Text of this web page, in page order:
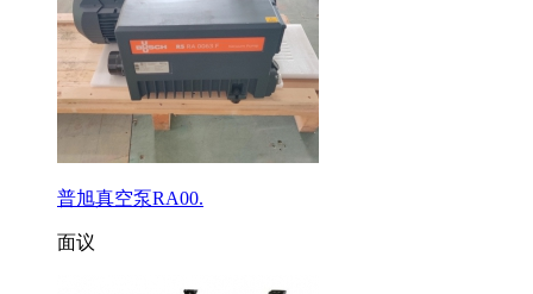
普旭真空泵RA00.
面议